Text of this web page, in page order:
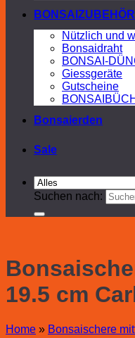
BONSAIZUBEHÖR
Nützlich und
Bonsaidraht
BONSAI-
Giessgeräte
Gutscheine
Bonsaierden
Sale
Suchen nach:
19.5 cm
Home » Bonsaischere